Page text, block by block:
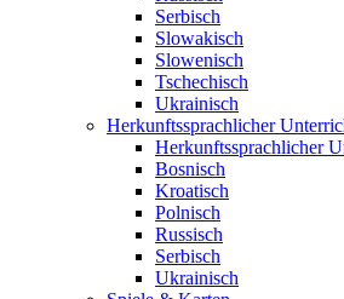
Serbisch
Slowakisch
Slowenisch
Tschechisch
Ukrainisch
Herkunftssprachlicher
Herkunftssprachlicher
Bosnisch
Kroatisch
Polnisch
Russisch
Serbisch
Ukrainisch